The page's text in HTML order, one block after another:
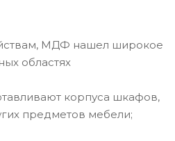
МДФ нашел широкое
областях
корпуса шкафов,
предметов мебели;